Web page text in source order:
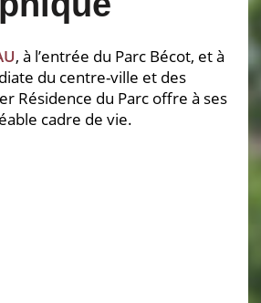
, à l’entrée du Parc Bécot, et à
du centre-ville et des
Résidence du Parc offre à ses
cadre de vie.